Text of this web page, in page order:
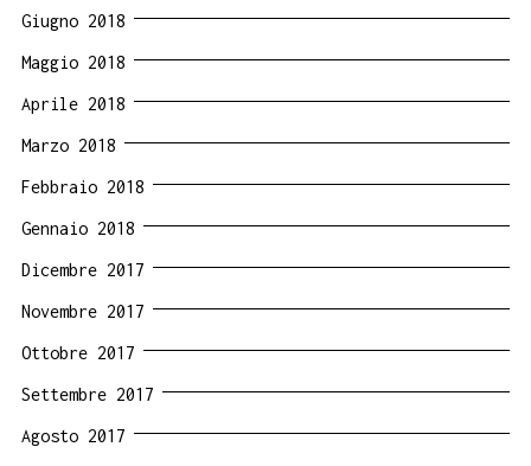
Giugno 2018
Maggio 2018
Aprile 2018
Marzo 2018
Febbraio 2018
Gennaio 2018
Dicembre 2017
Novembre 2017
Ottobre 2017
Settembre 2017
Agosto 2017